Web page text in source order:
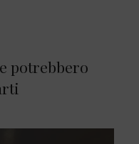
potrebbero